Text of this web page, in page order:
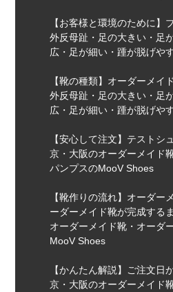
【お客様と環境のために】
外反母趾・足の大きい・足
広・足が細い・踵が脱げや
【靴の種類】オーダーメイ
外反母趾・足の大きい・足
広・足が細い・踵が脱げや
【安心して注文】テストシ
京・大阪のオーダーメイド
パンプスのMooV Shoes
【靴作りの流れ】オーダー
ーダーメイド靴が完成する
オーダーメイド靴・オーダ
MooV Shoes
【かんたん解説】ご注文日
京・大阪のオーダーメイド